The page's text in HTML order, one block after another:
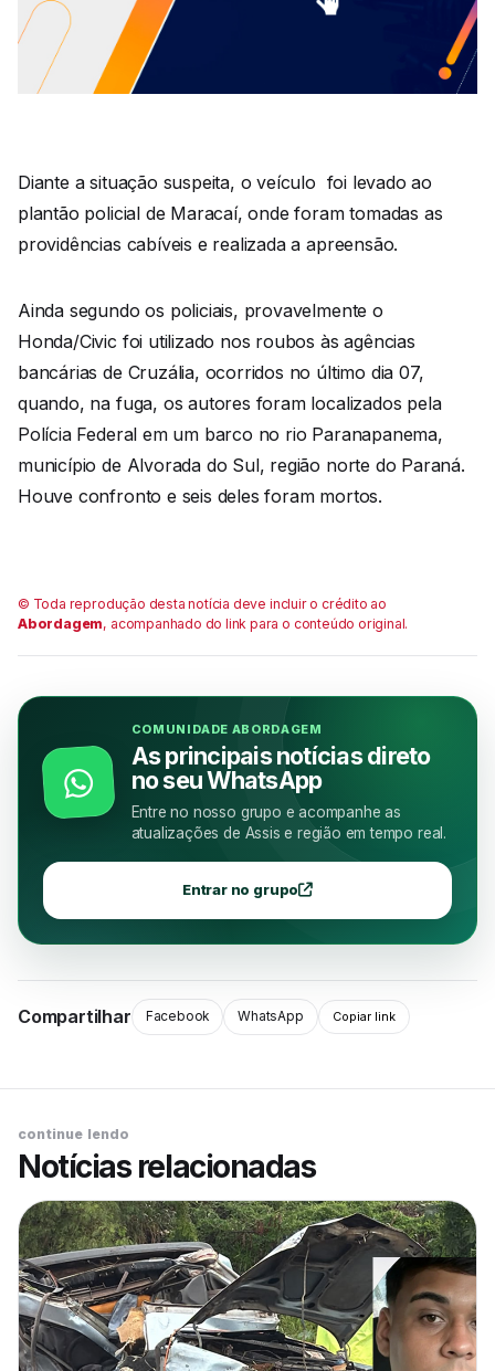
Diante a situação suspeita, o veículo foi levado ao
plantão policial de Maracaí, onde foram tomadas as
providências cabíveis e realizada a apreensão.
Ainda segundo os policiais, provavelmente o
Honda/Civic foi utilizado nos roubos às agências
bancárias de Cruzália, ocorridos no último dia 07,
quando, na fuga, os autores foram localizados pela
Polícia Federal em um barco no rio Paranapanema,
município de Alvorada do Sul, região norte do Paraná.
Houve confronto e seis deles foram mortos.
© Toda reprodução desta notícia deve incluir o crédito ao
Abordagem, acompanhado do link para o conteúdo original.
COMUNIDADE ABORDAGEM
As principais notícias direto
no seu WhatsApp
Entre no nosso grupo e acompanhe as
atualizações de Assis e região em tempo real.
Entrar no grupo
Compartilhar Facebook WhatsApp Copiar link
continue lendo
Notícias relacionadas